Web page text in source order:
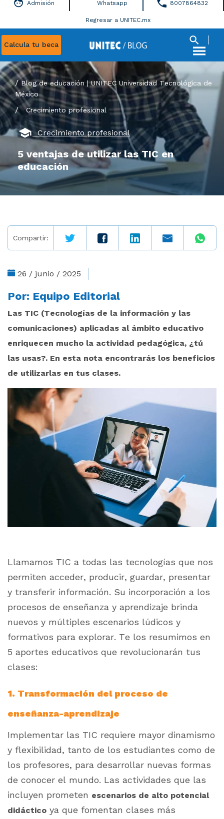
Calcula tu beca
Admisión Whatsapp 8007864832
Regresar a UNITEC.mx
Blog de educación | UNITEC Universidad Tecnológica de
México
/Crecimiento profesional
Crecimiento profesional
5 ventajas de utilizar las TIC en
educación
Compartir:
26 / junio / 2025
Por: Equipo Editorial
Las TIC (Tecnologías de la información y las
comunicaciones) aplicadas al ámbito educativo
enriquecen mucho la actividad pedagógica, ¿tú
las usas?. En esta nota encontrarás los beneficios
de utilizarlas en tus clases.
Llamamos TIC a todas las tecnologías que nos
permiten acceder, producir, guardar, presentar
y transferir información. Su incorporación a los
procesos de enseñanza y aprendizaje brinda
nuevos y múltiples escenarios lúdicos y
formativos para explorar. Te los resumimos en
5 aportes educativos que revolucionarán tus
clases:
1. Transformación del proceso de
enseñanza-aprendizaje
Implementar las TIC requiere mayor dinamismo
y flexibilidad, tanto de los estudiantes como de
los profesores, para desarrollar nuevas formas
de conocer el mundo. Las actividades que las
incluyen prometen escenarios de alto potencial
didáctico ya que fomentan clases más